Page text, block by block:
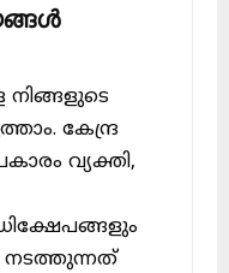
കേന്ദ്ര
വ്യക്തി,
നടത്തുന്നത്